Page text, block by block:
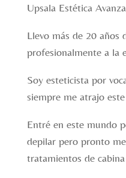
Upsala Estética
Llevo más de 20 años
profesionalmente a la
Soy esteticista por
siempre me atrajo
Entré en este mundo
depilar pero pronto
tratamientos de